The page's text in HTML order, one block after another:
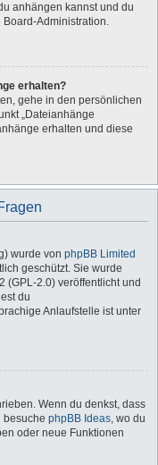
anhängen kannst und du
Board-Administration.
erhalten?
gehe in den persönlichen
„Dateianhänge
erhalten und diese
wurde von phpBB Limited
geschützt. Sie wurde
(GPL-2.0) veröffentlicht und
du
Anlaufstelle ist unter
Wenn du denkst, dass
besuche phpBB Ideas, wo du
oder neue Funktionen